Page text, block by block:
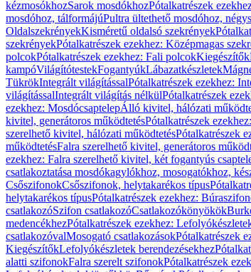
kézmosókhozSarok mosdókhozPótalkatrészek
mosdóhoz, tálformájúPultra ültethető mosdóhoz,
OldalszekrényekKisméretű oldalsó szekrények
szekrényekPótalkatrészek ezekhez: Középmagas
polcokPótalkatrészek ezekhez: Fali polcokKiegészítők
kampóVilágítótestekFogantyúkLábazatkészletek
TükrökIntegrált világítássalPótalkatrészek ezekhez:
világítássalIntegrált világítás nélkülPótalkatrészek
ezekhez: MosdócsaptelepÁlló kivitel, hálózati
kivitel, generátoros működtetésPótalkatrészek
szerelhető kivitel, hálózati működtetésPótalkatrészek
működtetésFalra szerelhető kivitel, generátoros
ezekhez: Falra szerelhető kivitel, két fogantyús
csatlakoztatása mosdókagylókhoz, mosogatókhoz,
CsőszifonokCsőszifonok, helytakarékos típus
helytakarékos típusPótalkatrészek ezekhez:
csatlakozóSzifon csatlakozóCsatlakozókönyökök
medencékhezPótalkatrészek ezekhez:
csatlakozóvalMosogató csatlakozásokPótalkatrészek
KiegészítőkLefolyókészletek berendezésekhez
alatti szifonokFalra szerelt szifonokPótalkatrészek